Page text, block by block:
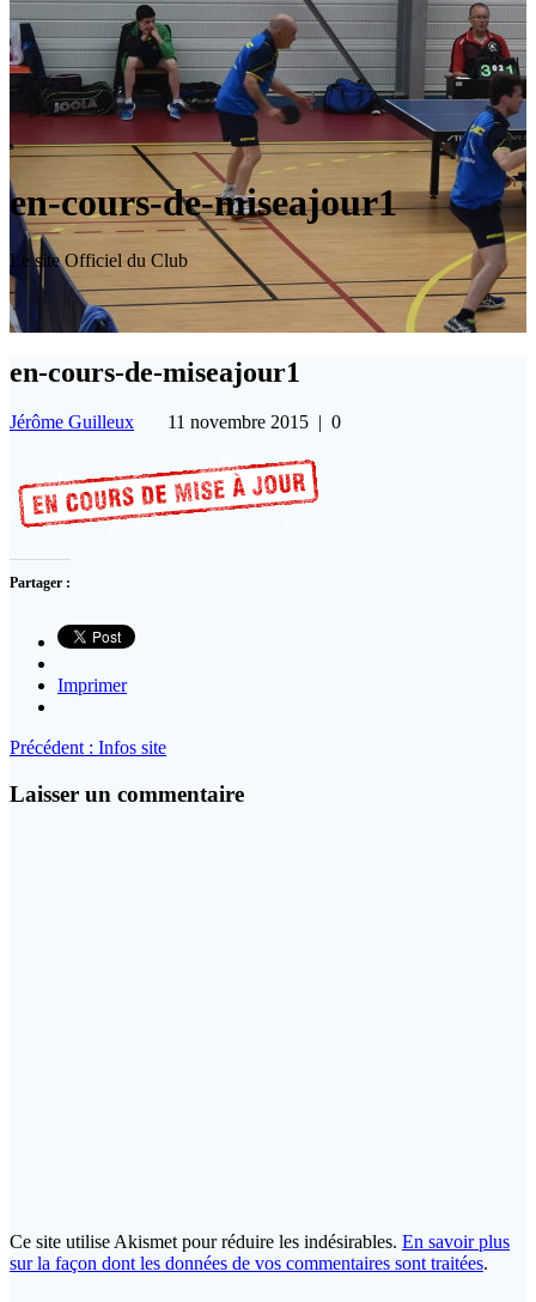
en-cours-de-miseajour1
Le site Officiel du Club
en-cours-de-miseajour1
Jérôme Guilleux 11 novembre 2015 | 0
Partager :
Imprimer
Navigation
de
Précédent : Article
:
Infos site
Laisser un commentaire
Ce site utilise Akismet pour réduire les indésirables. En savoir plus
sur la façon dont les données de vos commentaires sont traitées.